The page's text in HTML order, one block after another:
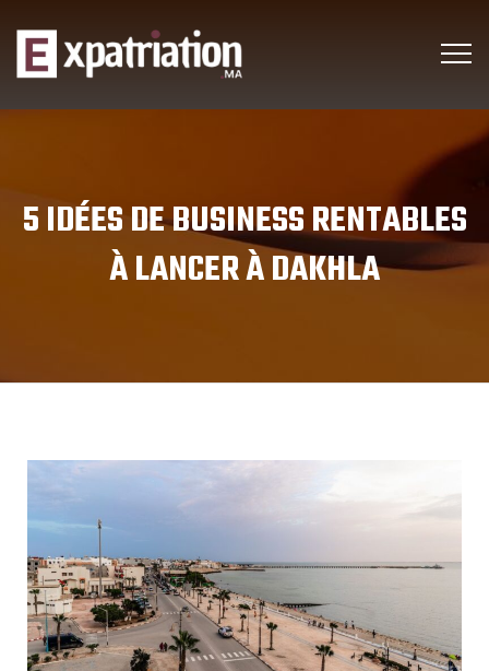
5 IDÉES DE BUSINESS RENTABLES
À LANCER À DAKHLA